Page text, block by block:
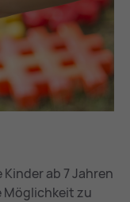
ab 7 Jahren
Möglichkeit zu